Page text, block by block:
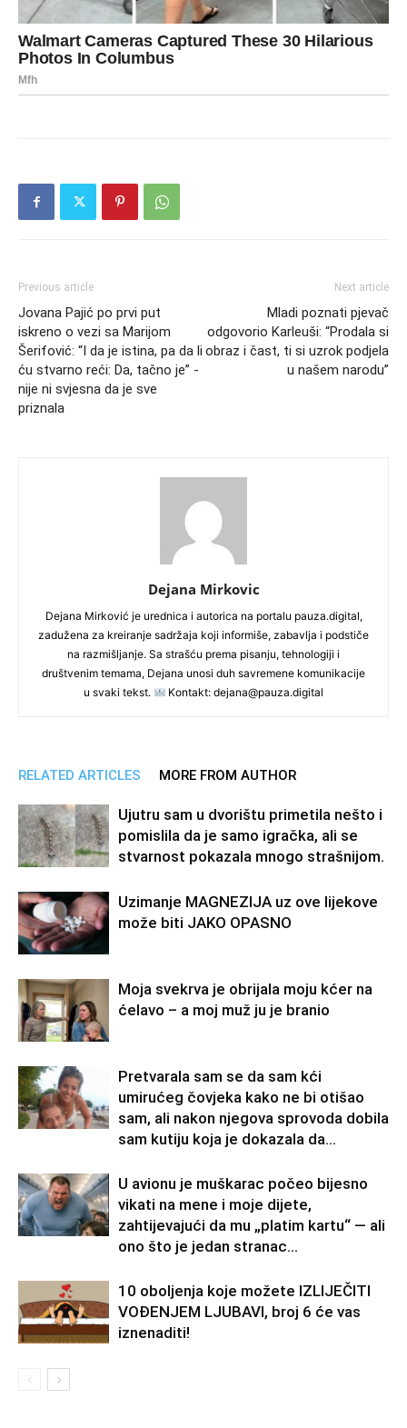
Previous article
Jovana Pajić po prvi put
iskreno o vezi sa Marijom
Šerifović: “I da je istina, pa da li
ću stvarno reći: Da, tačno je” -
nije ni svjesna da je sve
priznala
Next article
Mladi poznati pjevač
odgovorio Karleuši: “Prodala si
obraz i čast, ti si uzrok podjela
u našem narodu”
Dejana Mirkovic
Dejana Mirković je urednica i autorica na portalu pauza.digital,
zadužena za kreiranje sadržaja koji informiše, zabavlja i podstiče
na razmišljanje. Sa strašću prema pisanju, tehnologiji i
društvenim temama, Dejana unosi duh savremene komunikacije
u svaki tekst.
Kontakt: dejana@pauza.digital
RELATED ARTICLES MORE FROM AUTHOR
Ujutru sam u dvorištu primetila nešto i
pomislila da je samo igračka, ali se
stvarnost pokazala mnogo strašnijom.
Uzimanje MAGNEZIJA uz ove lijekove
može biti JAKO OPASNO
Moja svekrva je obrijala moju kćer na
ćelavo – a moj muž ju je branio
Pretvarala sam se da sam kći
umirućeg čovjeka kako ne bi otišao
sam, ali nakon njegova sprovoda dobila
sam kutiju koja je dokazala da...
U avionu je muškarac počeo bijesno
vikati na mene i moje dijete,
zahtijevajući da mu „platim kartu“ — ali
ono što je jedan stranac...
10 oboljenja koje možete IZLIJEČITI
VOĐENJEM LJUBAVI, broj 6 će vas
iznenaditi!